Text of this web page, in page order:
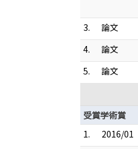
3. 論文
4.
論文
5.
論文
受賞学術賞
1.
2016/01